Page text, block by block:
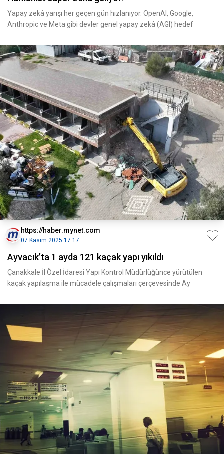
Yapay zekâ yarışı her geçen gün hızlanıyor. OpenAI, Google,
Anthropic ve Meta gibi devler genel yapay zekâ (AGI) hedef
https://haber.mynet.com
07 Kasım 2025 17:17
Ayvacık’ta 1 ayda 121 kaçak yapı yıkıldı
Çanakkale İl Özel İdaresi Yapı Kontrol Müdürlüğünce yürütülen
kaçak yapılaşma ile mücadele çalışmaları çerçevesinde Ay